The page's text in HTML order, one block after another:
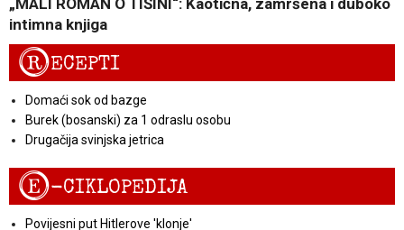
„MALI ROMAN O TIŠINI“: Kaotična, zamršena i duboko
intimna knjiga
RECEPTI
Domaći sok od bazge
Burek (bosanski) za 1 odraslu osobu
Drugačija svinjska jetrica
E-CIKLOPEDIJA
Povijesni put Hitlerove 'klonje'